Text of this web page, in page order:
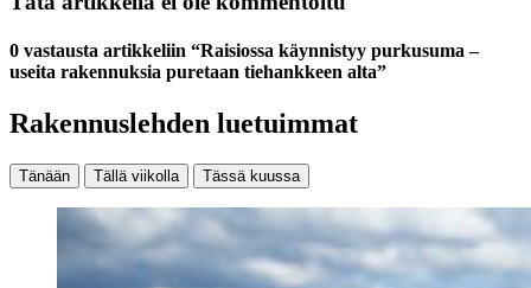
0 vastausta artikkeliin “Raisiossa käynnistyy purkusuma –
useita rakennuksia puretaan tiehankkeen alta”
Rakennuslehden luetuimmat
Tänään Tällä viikolla Tässä kuussa